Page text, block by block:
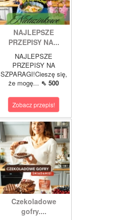
NAJLEPSZE
PRZEPISY NA...
NAJLEPSZE
PRZEPISY NA
SZPARAGI!Cieszę się,
że mogę... ⇖ 500
Zobacz przepis!
Czekoladowe
gofry....